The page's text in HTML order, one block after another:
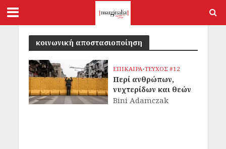
κοινωνική αποστασιοποίηση
ΕΠΙΚΑΙΡΑ•ΤΕΥΧΟΣ #12
Περί ανθρώπων,
νυχτερίδων και θεών
Bini Adamczak